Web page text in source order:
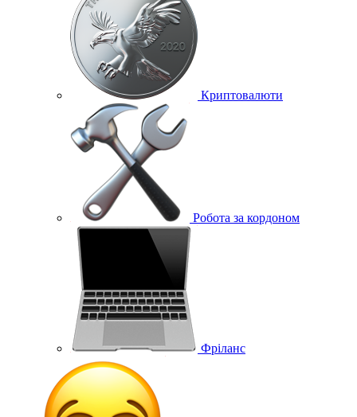
Криптовалюти
Робота за кордоном
Фріланс